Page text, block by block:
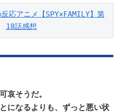
応アニメ【SPY×FAMILY】第
18話感想
哀そうだ。
になるよりも、ずっと悪い状